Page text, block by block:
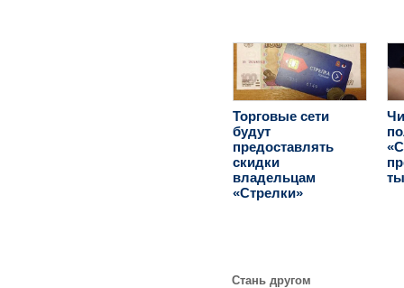
Торговые сети
будут
предоставлять
скидки
владельцам
«Стрелки»
Стань другом